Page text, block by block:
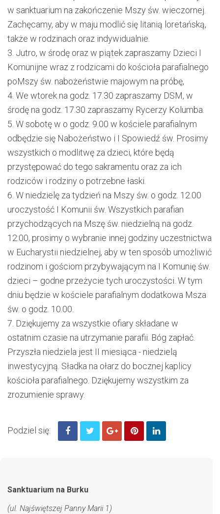
w sanktuarium na zakończenie Mszy św. wieczornej
Zachęcamy, aby w maju modlić się litanią loretańską,
także w rodzinach oraz indywidualnie.
3. Jutro, w środę oraz w piątek zapraszamy Dzieci I
Komunijne wraz z rodzicami do kościoła parafialnego
poMszy św. nabożeństwie majowym na próbę,
4. We wtorek na godz. 17.30 zapraszamy DSM, w
środę na godz. 17 30 zapraszamy Rycerzy Kolumba.
5. Wsobotęw o godz. 9. 00 w kościele parafialnym
odbędzie się Nabożeństwo i I Spowiedź św. Prosimy
wszystkich o modlitwę za dzieci, które będą
przystępować do tego sakramentu oraz za ich
rodziców i rodziny o potrzebne łaski.
6. W niedzielę za tydzień na Mszy św. o godz. 12.00
uroczystość I Komunii św. Wszystkich parafian
przychodzących na Mszę św. niedzielną na godz.
12:00, prosimy o wybranie innej godziny uczestnictwa
w Eucharystii niedzielnej, aby w ten sposób umożliwić
rodzinom i gościom przybywającym na I Komunię św.
dzieci – godne przeżycie tych uroczystości. Wtym
dniu będzie w kościele parafialnym dodatkowa Msza
św. o godz . 10.00
7. Dziękujemy za wszystkie ofiary składane w
ostatnim czasie na utrzymanie parafii. Bóg zapłać.
Przyszła niedziela jest II miesiąca - niedzielą
inwestycyjną. Sładka na ołarz do bocznej kaplicy
kościoła parafialnego. Dziękujemywszystkim za
zrozumienie sprawy.
Podziel się:
Sanktuarium na Burku
(ul. Najświętszej Panny Marii 1)